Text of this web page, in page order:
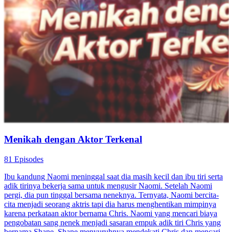
Menikah dengan Aktor Terkenal
81 Episodes
Ibu kandung Naomi meninggal saat dia masih kecil dan ibu tiri serta
adik tirinya bekerja sama untuk mengusir Naomi. Setelah Naomi
pergi, dia pun tinggal bersama neneknya. Ternyata, Naomi bercita-
cita menjadi seorang aktris tapi dia harus menghentikan mimpinya
karena perkataan aktor bernama Chris. Naomi yang mencari biaya
pengobatan sang nenek menjadi sasaran empuk adik tiri Chris yang